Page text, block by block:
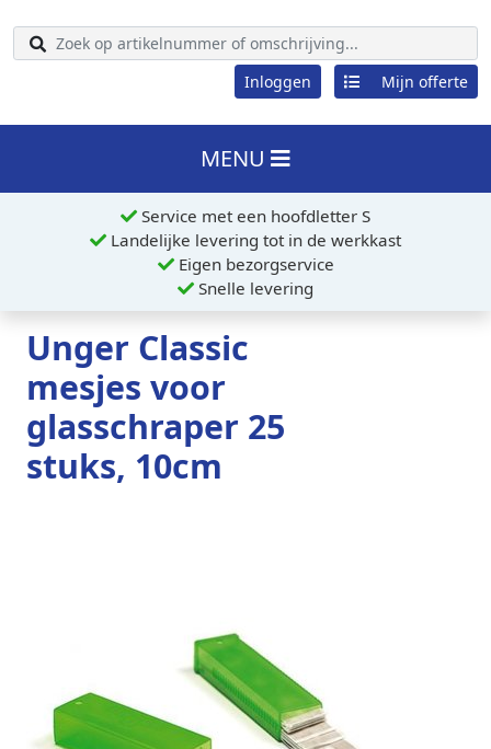
Inloggen Mijn offerte
MENU
Service met een hoofdletter S
Landelijke levering tot in de werkkast
Eigen bezorgservice
Snelle levering
Unger Classic
mesjes voor
glasschraper 25
stuks, 10cm